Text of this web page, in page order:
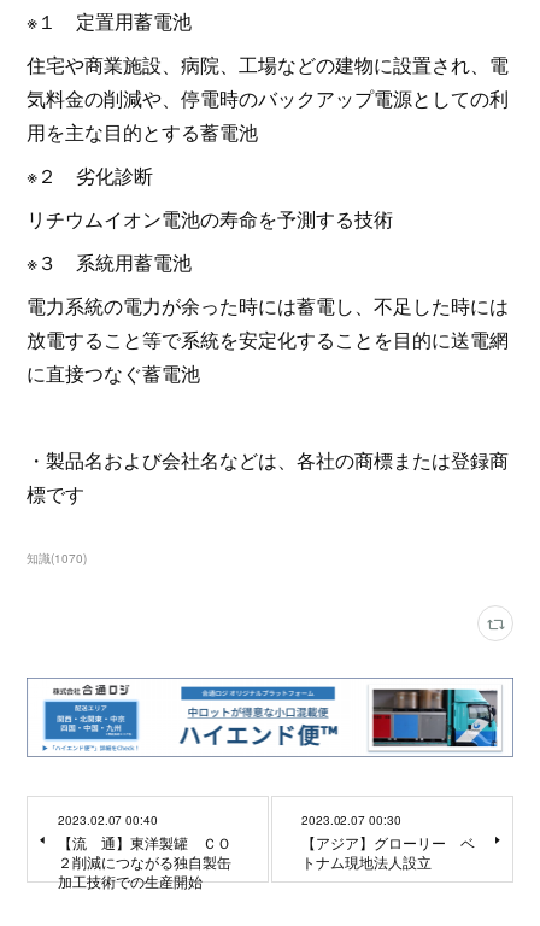
※１ 定置用蓄電池
住宅や商業施設、病院、工場などの建物に設置され、電
気料金の削減や、停電時のバックアップ電源としての利
用を主な目的とする蓄電池
※２ 劣化診断
リチウムイオン電池の寿命を予測する技術
※３ 系統用蓄電池
電力系統の電力が余った時には蓄電し、不足した時には
放電すること等で系統を安定化することを目的に送電網
に直接つなぐ蓄電池
・製品名および会社名などは、各社の商標または登録商
標です
知識(1070)
2023.02.07 00:40
【流 通】東洋製罐 ＣＯ
２削減につながる独自製缶
加工技術での生産開始
2023.02.07 00:30
【アジア】グローリー ベ
トナム現地法人設立